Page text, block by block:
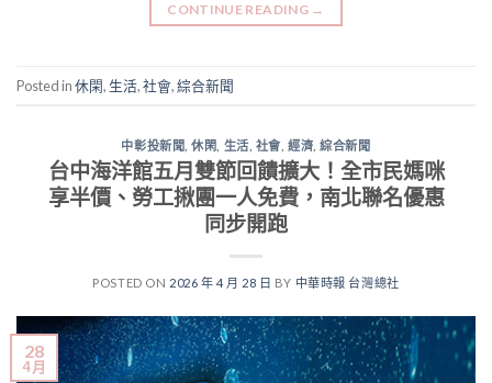
CONTINUE READING →
Posted in休閑,生活,社會,綜合新聞
中彰投新聞 ,休閑 生活 社會,經濟 ,綜合新聞
台中海洋館五月雙節回饋擴大！全市民媽咪
享半價、勞工揪團一人免費，南北聯名優惠
同步開跑
POSTED ON 2026 年 4 月 28 日 BY 中華時報 台灣總社
28
4 月